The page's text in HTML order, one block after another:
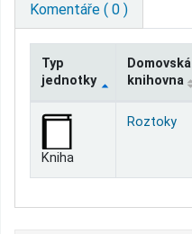
Komentáře ( 0 )
Jednotky
Typ
jednotky
Domovská
knihovna
Kniha
Roztoky